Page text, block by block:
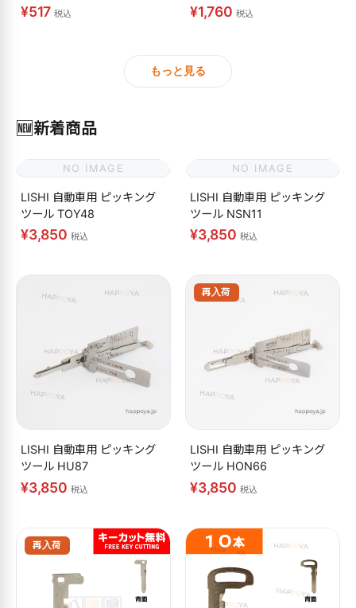
¥517税込
ット
¥1,760 税込
もっと見る
🆕新着商品
NO IMAGE
LISHI 自動車用 ピッキング
ツール TOY48
¥3,850 税込
NO IMAGE
LISHI 自動車用 ピッキング
ツール NSN11
¥3,850 税込
LISHI 自動車用 ピッキング
ツール HU87
¥3,850 税込
再入荷
LISHI 自動車用 ピッキング
ツール HON66
¥3,850 税込
再入荷